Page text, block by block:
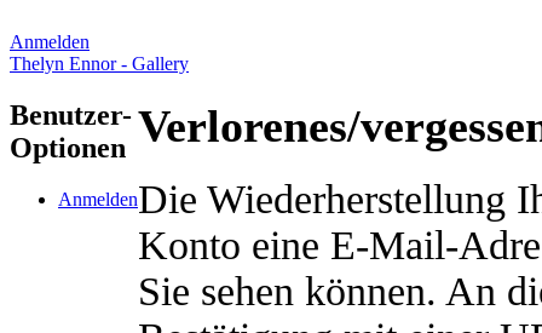
Anmelden
Thelyn Ennor - Gallery
Benutzer-
Optionen
Anmelden
Verlorenes/
Die Wiederherstellung
Konto eine E-Mail-
Sie sehen können. An